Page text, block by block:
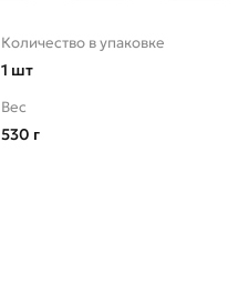
Количество в упаковке
1 шт
Вес
530 г